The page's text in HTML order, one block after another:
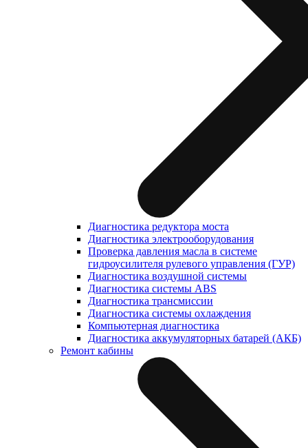
Диагностика редуктора моста
Диагностика электрооборудования
Проверка давления масла в системе
гидроусилителя рулевого управления (ГУР)
Диагностика воздушной системы
Диагностика системы ABS
Диагностика трансмиссии
Диагностика системы охлаждения
Компьютерная диагностика
Диагностика аккумуляторных батарей (АКБ)
Ремонт кабины